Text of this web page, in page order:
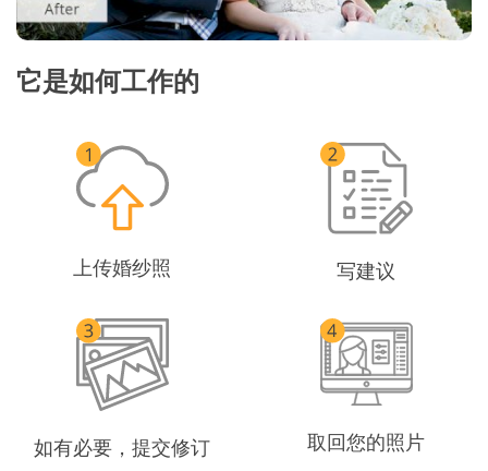
它是如何工作的
上传婚纱照 写建议
如有必要，提交修订 取回您的照片